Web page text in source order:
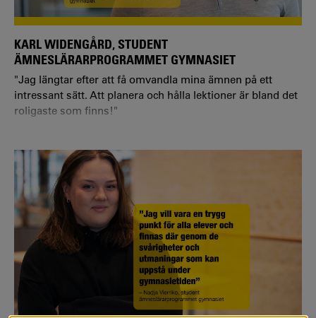
KARL WIDENGÅRD, STUDENT
ÄMNESLÄRARPROGRAMMET GYMNASIET
"Jag längtar efter att få omvandla mina ämnen på ett
intressant sätt. Att planera och hålla lektioner är bland det
roligaste som finns!"
– Jag läser på ämneslärarprogrammet med inriktningen
svenska och historia.